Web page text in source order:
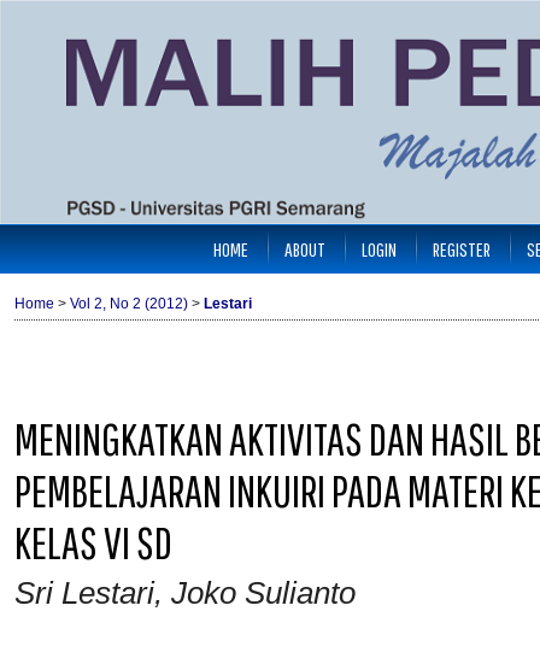
HOME ABOUT LOGIN REGISTER
Home > Vol 2, No 2 (2012) > Lestari
MENINGKATKAN AKTIVITAS DAN HASIL
PEMBELAJARAN INKUIRI PADA MATERI
KELAS VI SD
Sri Lestari, Joko Sulianto